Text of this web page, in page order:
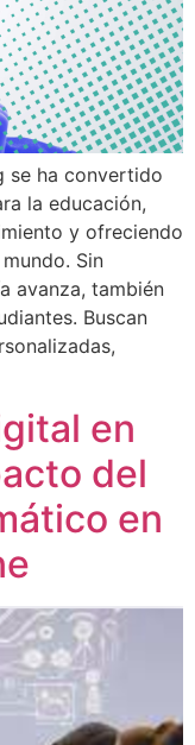
se ha convertido
la educación,
y ofreciendo
Sin
avanza, también
Buscan
en
del
en